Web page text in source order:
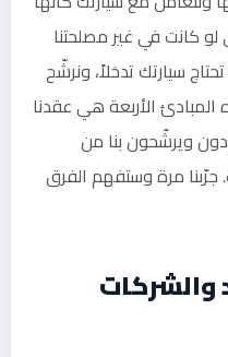
لو كانت في غير مصلحتنا
سيارتك تدخلاً، ونرشّح
الأربعة هي عقدنا
ويرشّحون بنا من
جرّبنا مرة وستفهم الفرق
والشركات